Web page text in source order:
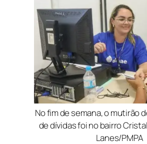
No fim de semana, o mutirão
de dívidas foi no bairro
Lanes/PMPA